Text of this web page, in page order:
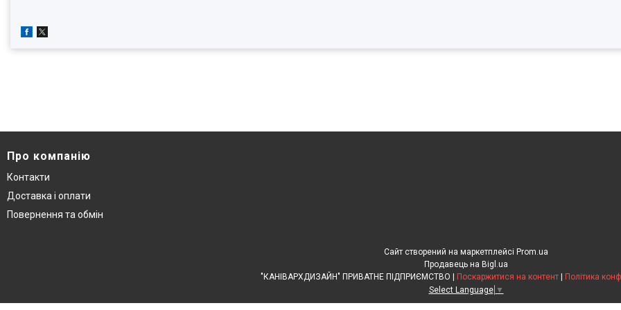
Про компанію
Контакти
Доставка і оплати
Повернення та обмін
Сайт створений на маркетплейсі Prom.ua
Продавець на Bigl.ua
Поскаржитися на контент
Політика
Select Language ▼